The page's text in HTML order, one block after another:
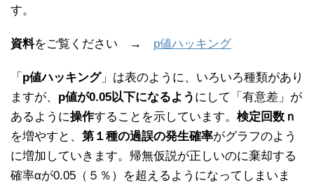
す。
資料をご覧ください → p値ハッキング
「 p値ハッキング」は表のように、いろいろ種類があり
ますが、 p値が0.05以下になるよう にして「有意差」が
あるように操作することを示しています。 検定回数ｎ
を増やすと、 第１種の過誤の発生確率がグラフのよう
に増加していきます。帰無仮説が正しいのに棄却する
確率αが0.05（５％）を超えるようになってしまいま